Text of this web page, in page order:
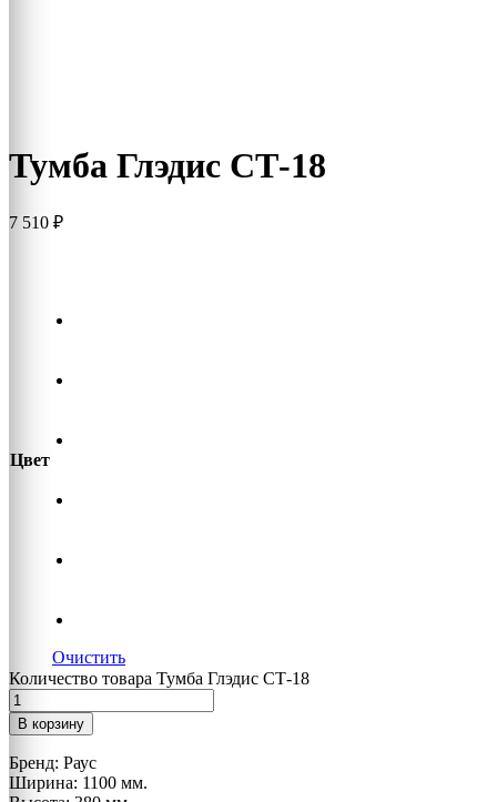
Тумба Глэдис СТ-18
7 510 ₽
Цвет
Очистить
Количество товара Тумба Глэдис СТ-18
В корзину
Бренд: Раус
Ширина: 1100 мм.